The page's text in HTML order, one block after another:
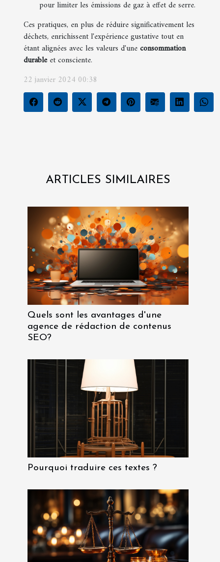
pour limiter les émissions de gaz à effet de serre.
Ces pratiques, en plus de réduire significativement les
déchets, enrichissent l'expérience gustative tout en
étant alignées avec les valeurs d'uneconsommation
durable et consciente.
22 janvier 2024 00:38
ARTICLES SIMILAIRES
Quels sont les avantages d'une
agence de rédaction de contenus
SEO?
Pourquoi traduire ces textes ?